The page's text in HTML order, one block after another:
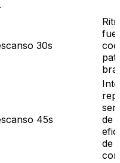
30s
45s
de
de